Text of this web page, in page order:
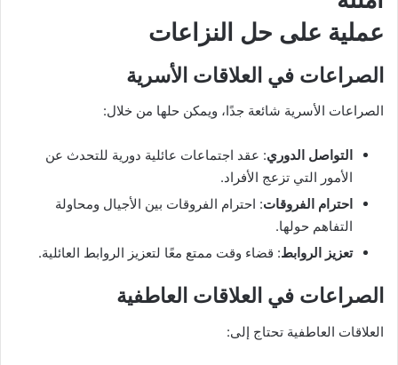
عملية على حل النزاعات
الصراعات في العلاقات الأسرية
الصراعات الأسرية شائعة جدًا، ويمكن حلها من خلال:
التواصل الدوري: عقد اجتماعات عائلية دورية للتحدث عن
الأمور التي تزعج الأفراد.
احترام الفروقات: احترام الفروقات بين الأجيال ومحاولة
التفاهم حولها.
تعزيز الروابط: قضاء وقت ممتع معًا لتعزيز الروابط العائلية.
الصراعات في العلاقات العاطفية
العلاقات العاطفية تحتاج إلى: